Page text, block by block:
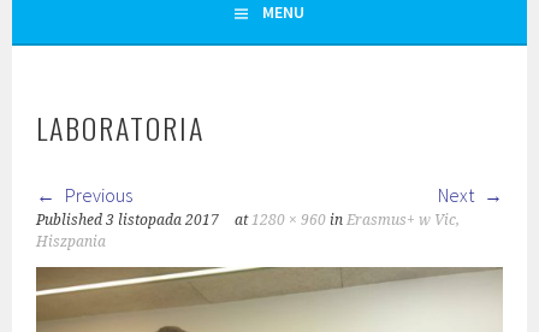
MENU
LABORATORIA
Previous Next
Published3 listopada 2017 at1280 × 960 inErasmus+ w Vic,
Hiszpania